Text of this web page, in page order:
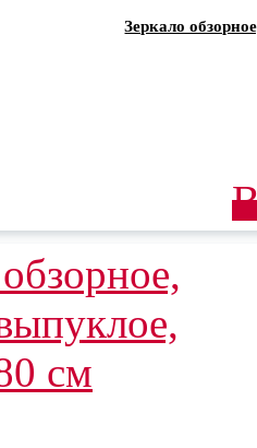
Зеркало